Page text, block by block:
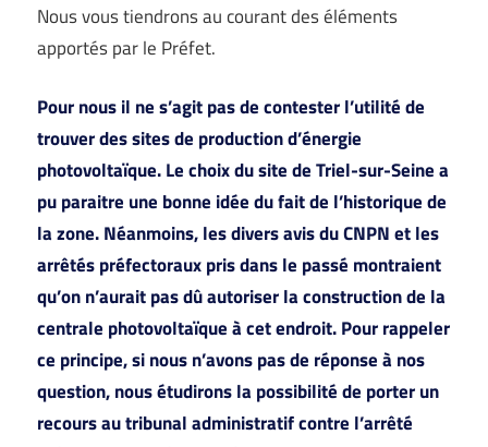
Nous vous tiendrons au courant des éléments
apportés par le Préfet.
Pour nous il ne s’agit pas de contester l’utilité de
trouver des sites de production d’énergie
photovoltaïque. Le choix du site de Triel-sur-Seine a
pu paraitre une bonne idée du fait de l’historique de
la zone. Néanmoins, les divers avis du CNPN et les
arrêtés préfectoraux pris dans le passé montraient
qu’on n’aurait pas dû autoriser la construction de la
centrale photovoltaïque à cet endroit. Pour rappeler
ce principe, si nous n’avons pas de réponse à nos
question, nous étudirons la possibilité de porter un
recours au tribunal administratif contre l’arrêté